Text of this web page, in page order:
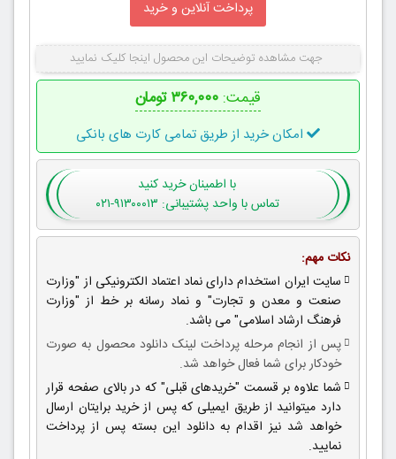
جهت مشاهده توضیحات این محصول اینجا کلیک نمایید
قیمت: ۳۶۰,۰۰۰ تومان
امکان خرید از طریق تمامی کارت های بانکی
با اطمینانخرید کنید
تماس با واحد پشتیبانی: ۹۱۳۰۰۰۱۳-۰۲۱
نکات مهم:
سایت ایران استخدام دارای نماد اعتماد الکترونیکی از "وزارت
صنعت و معدن و تجارت" و نماد رسانه بر خط از "وزارت
فرهنگ ارشاد اسلامی" می باشد.
پس از انجام مرحله پرداخت لینک دانلود محصول به صورت
خودکار برای شما فعال خواهد شد.
شما علاوه بر قسمت "خریدهای قبلی" که در بالای صفحه قرار
دارد میتوانید از طریق ایمیلی که پس از خرید برایتان ارسال
خواهد شد نیز اقدام به دانلود این بسته پس از پرداخت
نمایید.